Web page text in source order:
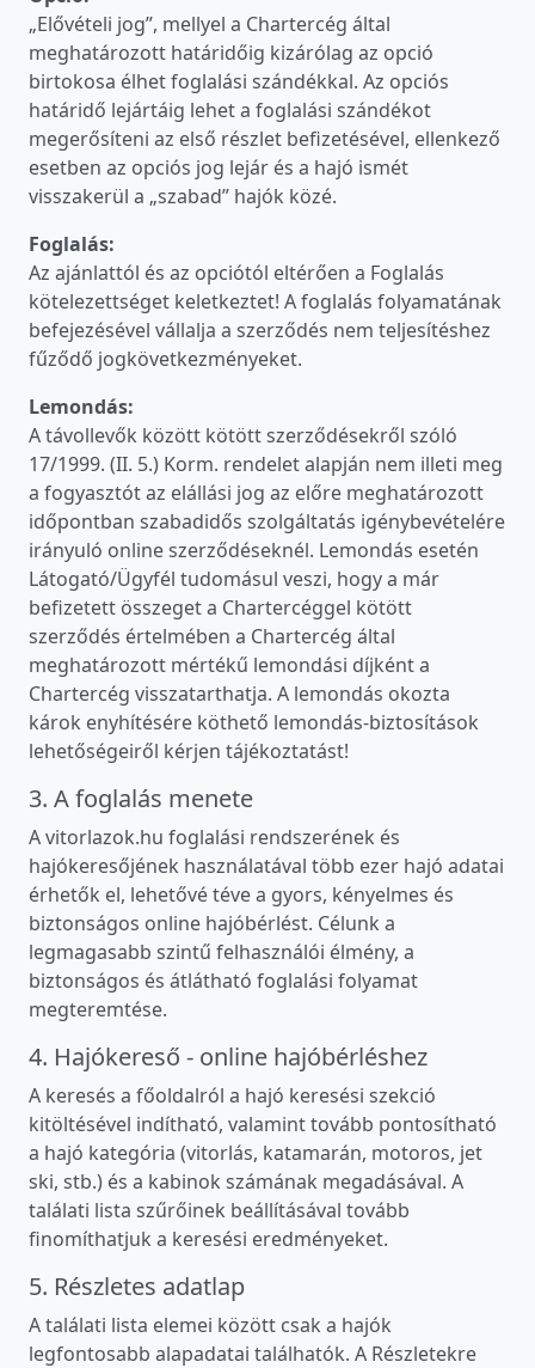
„Elővételi jog”, mellyel a Chartercég által
meghatározott határidőig kizárólag az opció
birtokosa élhet foglalási szándékkal. Az opciós
határidő lejártáig lehet a foglalási szándékot
megerősíteni az első részlet befizetésével, ellenkező
esetben az opciós jog lejár és a hajó ismét
visszakerül a „szabad” hajók közé.
Foglalás:
Az ajánlattól és az opciótól eltérően a Foglalás
kötelezettséget keletkeztet! A foglalás folyamatának
befejezésével vállalja a szerződés nem teljesítéshez
fűződő jogkövetkezményeket.
Lemondás:
A távollevők között kötött szerződésekről szóló
17/1999. (II. 5.) Korm. rendelet alapján nem illeti meg
a fogyasztót az elállási jog az előre meghatározott
időpontban szabadidős szolgáltatás igénybevételére
irányuló online szerződéseknél. Lemondás esetén
Látogató/Ügyfél tudomásul veszi, hogy a már
befizetett összeget a Chartercéggel kötött
szerződés értelmében a Chartercég által
meghatározott mértékű lemondási díjként a
Chartercég visszatarthatja. A lemondás okozta
károk enyhítésére köthető lemondás-biztosítások
lehetőségeiről kérjen tájékoztatást!
3. A foglalás menete
A vitorlazok.hu foglalási rendszerének és
hajókeresőjének használatával több ezer hajó adatai
érhetők el, lehetővé téve a gyors, kényelmes és
biztonságos online hajóbérlést. Célunk a
legmagasabb szintű felhasználói élmény, a
biztonságos és átlátható foglalási folyamat
megteremtése.
4. Hajókereső - online hajóbérléshez
A keresés a főoldalról a hajó keresési szekció
kitöltésével indítható, valamint tovább pontosítható
a hajó kategória (vitorlás, katamarán, motoros, jet
ski, stb.) és a kabinok számának megadásával. A
találati lista szűrőinek beállításával tovább
finomíthatjuk a keresési eredményeket.
5. Részletes adatlap
A találati lista elemei között csak a hajók
legfontosabb alapadatai találhatók. A Részletekre